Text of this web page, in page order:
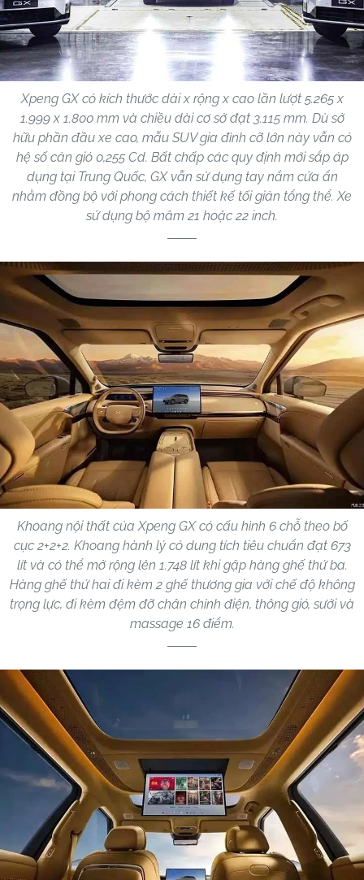
Xpeng GX có kích thước dài x rộng x cao lần lượt 5.265 x
1.999 x 1.800 mm và chiều dài cơ sở đạt 3.115 mm. Dù sở
hữu phần đầu xe cao, mẫu SUV gia đình cỡ lớn này vẫn có
hệ số cản gió 0,255 Cd. Bất chấp các quy định mới sắp áp
dụng tại Trung Quốc, GX vẫn sử dụng tay nắm cửa ẩn
nhằm đồng bộ với phong cách thiết kế tối giản tổng thể. Xe
sử dụng bộ mâm 21 hoặc 22 inch.
Khoang nội thất của Xpeng GX có cấu hình 6 chỗ theo bố
cục 2+2+2. Khoang hành lý có dung tích tiêu chuẩn đạt 673
lít và có thể mở rộng lên 1.748 lít khi gập hàng ghế thứ ba.
Hàng ghế thứ hai đi kèm 2 ghế thương gia với chế độ không
trọng lực, đi kèm đệm đỡ chân chỉnh điện, thông gió, sưởi và
massage 16 điểm.